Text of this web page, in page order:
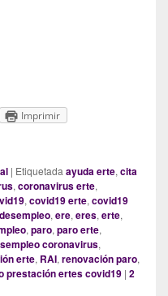
Imprimir
| Etiquetada ayuda erte, cita
, coronavirus erte,
, covid19 erte, covid19
desempleo, ere, eres, erte,
, paro, paro erte,
coronavirus,
erte, RAI, renovación paro,
prestación ertes covid19 | 2